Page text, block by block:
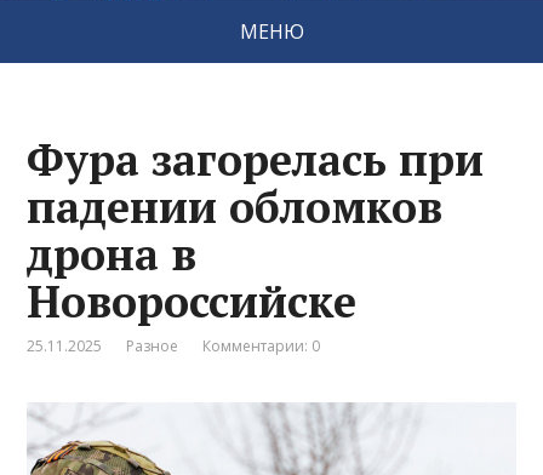
МЕНЮ
Фура загорелась при
падении обломков
дрона в
Новороссийске
25.11.2025 Разное Комментарии: 0